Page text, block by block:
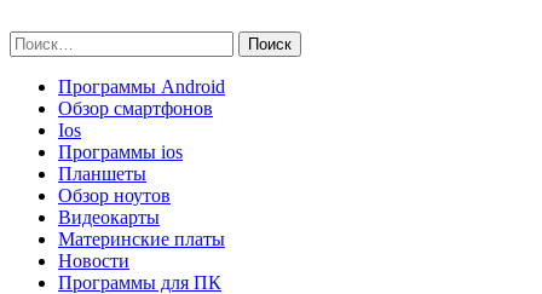
to
content
Найти:
Программы Android
Обзор смартфонов
Ios
Программы ios
Планшеты
Обзор ноутов
Видеокарты
Материнские платы
Новости
Программы для ПК